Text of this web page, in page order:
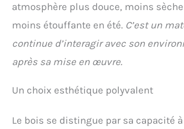
atmosphère plus douce, moins
moins étouffante en été. C’est un
continue d’interagir avec son
après sa mise en œuvre.
Un choix esthétique polyvalent
Le bois se distingue par sa capacité